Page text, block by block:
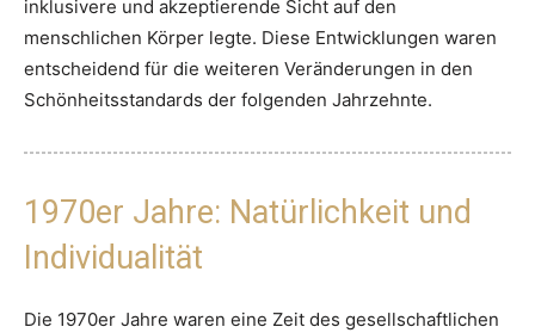
inklusivere und akzeptierende Sicht auf den
menschlichen Körper legte. Diese Entwicklungen waren
entscheidend für die weiteren Veränderungen in den
Schönheitsstandards der folgenden Jahrzehnte.
1970er Jahre: Natürlichkeit und
Individualität
Die 1970er Jahre waren eine Zeit des gesellschaftlichen